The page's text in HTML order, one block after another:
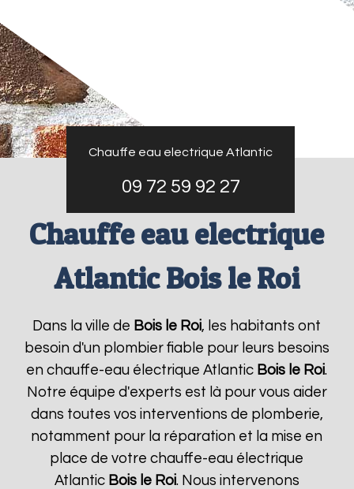
Chauffe eau electrique Atlantic
09 72 59 92 27
Chauffe eau electrique
Atlantic Bois le Roi
Dans la ville de Bois le Roi, les habitants ont
besoin d'un plombier fiable pour leurs besoins
en chauffe-eau électrique Atlantic Bois le Roi.
Notre équipe d'experts est là pour vous aider
dans toutes vos interventions de plomberie,
notamment pour la réparation et la mise en
place de votre chauffe-eau électrique
Atlantic Bois le Roi. Nous intervenons